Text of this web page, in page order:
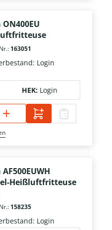
163051
Login
HEK: Login
Heißluftfritteuse
158235
Login